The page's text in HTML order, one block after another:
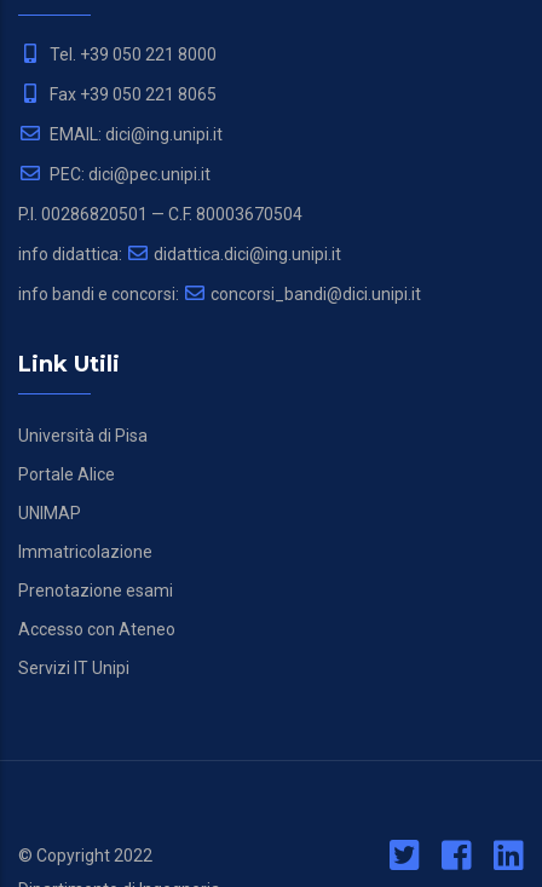
Tel. +39 050 221 8000
Fax +39 050 221 8065
EMAIL: dici@ing.unipi.it
PEC: dici@pec.unipi.it
P.I. 00286820501 — C.F. 80003670504
info didattica: didattica.dici@ing.unipi.it
info bandi e concorsi: concorsi_bandi@dici.unipi.it
Link Utili
Università di Pisa
Portale Alice
UNIMAP
Immatricolazione
Prenotazione esami
Accesso con Ateneo
Servizi IT Unipi
© Copyright 2022